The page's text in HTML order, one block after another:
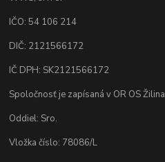
IČO: 54 106 214
DIČ: 2121566172
IČ DPH: SK2121566172
Spoločnosť je zapísaná v OR OS Žilina
Oddiel: Sro.
Vložka číslo: 78086/L